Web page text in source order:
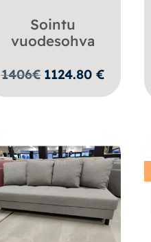
Sointu
vuodesohva
1406€ 1124.80 €